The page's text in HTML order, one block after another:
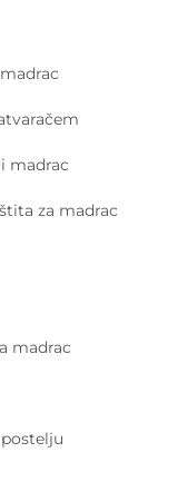
madrac
za madrac
madrac